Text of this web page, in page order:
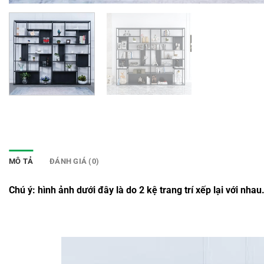
MÔ TẢ ĐÁNH GIÁ (0)
Chú ý: hình ảnh dưới đây là do 2 kệ trang trí xếp lại với nhau.